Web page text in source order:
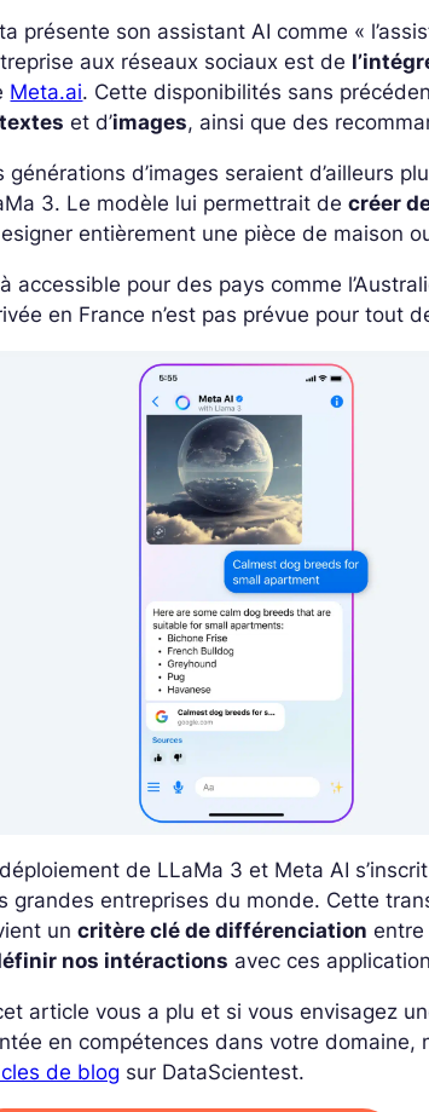
présente son assistant AI comme «
aux réseaux sociaux est de
Meta.ai. Cette disponibilités sans
et d’images, ainsi que des
générations d’images seraient d’ailleurs
3. Le modèle lui permettrait decréer
entièrement une pièce de maison
accessible pour des pays comme
en France n’est pas prévue pour tout
de LLaMa 3 et Meta AI
grandes entreprises du monde. Cette
uncritère clé de différenciation entre
nos intéractions avec ces
article vous a plu et si vous envisagez
en compétences dans votre domaine,
de blog sur DataScientest.